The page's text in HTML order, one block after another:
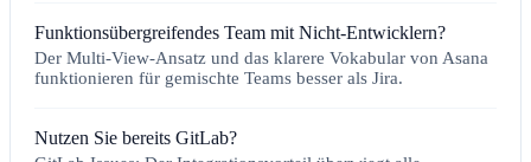
Funktionsübergreifendes Team mit Nicht-Entwicklern?
Der Multi-View-Ansatz und das klarere Vokabular von Asana
funktionieren für gemischte Teams besser als Jira.
Nutzen Sie bereits GitLab?